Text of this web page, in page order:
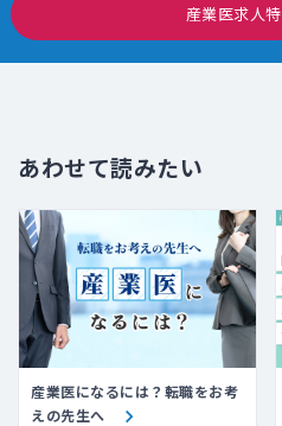
産業医求人
あわせて読みたい
産業医になるには？転職をお考
えの先生へ